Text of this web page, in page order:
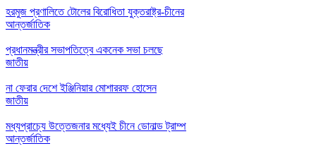
হরমুজ প্রণালিতে টোলের বিরোধিতা যুক্তরাষ্ট্র-চীনের
আন্তর্জাতিক
প্রধানমন্ত্রীর সভাপতিত্বে একনেক সভা চলছে
জাতীয়
না ফেরার দেশে ইঞ্জিনিয়ার মোশাররফ হোসেন
জাতীয়
মধ্যপ্রাচ্যে উত্তেজনার মধ্যেই চীনে ডোনাল্ড ট্রাম্প
আন্তর্জাতিক